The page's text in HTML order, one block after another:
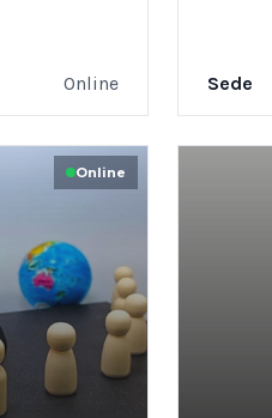
Online Sede
Online